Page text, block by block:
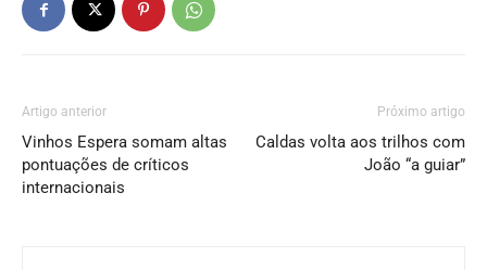
Artigo anterior
Vinhos Espera somam altas
pontuações de críticos
internacionais
Próximo artigo
Caldas volta aos trilhos com
João “a guiar”